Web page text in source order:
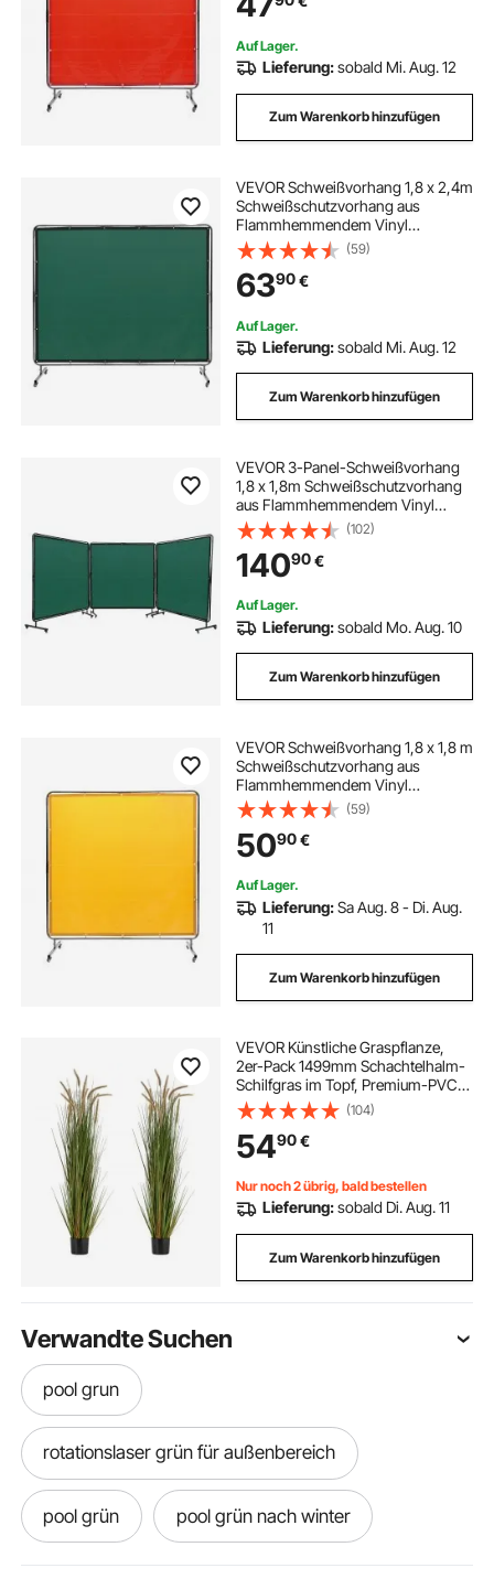
Schweißerdecke Schweißschutz
Rot
Auf Lager.
Lieferung:sobald Mi. Aug. 12
Zum Warenkorb hinzufügen
VEVOR Schweißvorhang 1,8 x 2,4m
Schweißschutzvorhang aus
Flammhemmendem Vinyl
Schweißschutzwand mit 4
Schwenkrädern und einem 6-
stufigen UV-Schutz
Schweißerdecke Schweißschutz
Grün
(59)
6390€
Auf Lager.
Lieferung:sobald Mi. Aug. 12
Zum Warenkorb hinzufügen
VEVOR 3-Panel-Schweißvorhang
1,8 x 1,8m Schweißschutzvorhang
aus Flammhemmendem Vinyl
Schweißschutzwand mit 6
Schwenkrädern und einem 6-
stufigen UV-Schutz
Schweißerdecke Schweißschutz
Grün
(102)
14090€
Auf Lager.
Lieferung:sobald Mo. Aug. 10
Zum Warenkorb hinzufügen
VEVOR Schweißvorhang 1,8 x 1,8 m
Schweißschutzvorhang aus
Flammhemmendem Vinyl
Schweißschutzwand mit 4
Schwenkrädern und einem 6-
stufigen UV-Schutz
Schweißerdecke Schweißschutz
Gelb
(59)
5090€
Auf Lager.
Lieferung:Sa Aug. 8 - Di. Aug.
11
Zum Warenkorb hinzufügen
VEVOR Künstliche Graspflanze,
2er-Pack 1499mm Schachtelhalm-
Schilfgras im Topf, Premium-PVC-
Kunstpflanze, Grünpflanzen,
Sträucher für Haus, Garten, Büro,
Zimmerdekoration,
Einweihungsfeier, Grün
(104)
5490€
Nur noch 2 übrig, bald bestellen
Lieferung:sobald Di. Aug. 11
Zum Warenkorb hinzufügen
Verwandte Suchen
pool grun
rotationslaser grün für außenbereich
pool grün pool grün nach winter